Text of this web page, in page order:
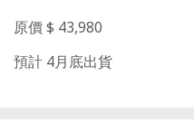
原價 $ 43,980
預計 4月底出貨